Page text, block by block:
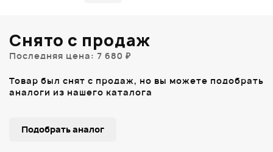
Снято с продаж
Последняя цена: 7 680 ₽
Товар был снят с продаж, но вы можете подобрать
аналоги из нашего каталога
Подобрать аналог